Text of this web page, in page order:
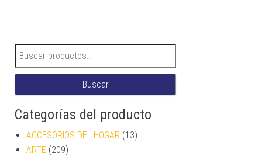
Buscar por:
Buscar
Categorías del producto
ACCESORIOS DEL HOGAR (13)
ARTE (209)